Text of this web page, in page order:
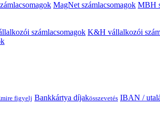
MagNet számlacsomagok MBH
számlacsomagok K&H vállalkozói
mire figyelj Bankkártya díjakösszevetés IBAN /